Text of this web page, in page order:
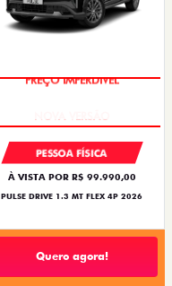
PREÇO IMPERDÍVEL
PESSOA FÍSICA
À VISTA POR R$ 99.990,00
PULSE DRIVE 1.3 MT FLEX 4P 2026
Quero agora!